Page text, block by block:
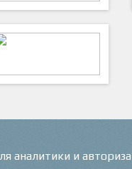
аналитики и